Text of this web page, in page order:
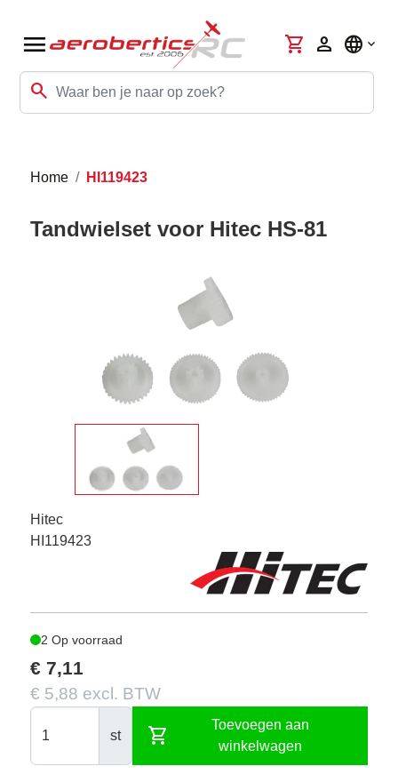
menu
search
shopping_cart person language
Home HI119423
Tandwielset voor Hitec HS-81
Hitec
HI119423
2 Op voorraad
€ 7,11
€ 5,88 excl. BTW
st shopping_cart
Toevoegen aan
winkelwagen